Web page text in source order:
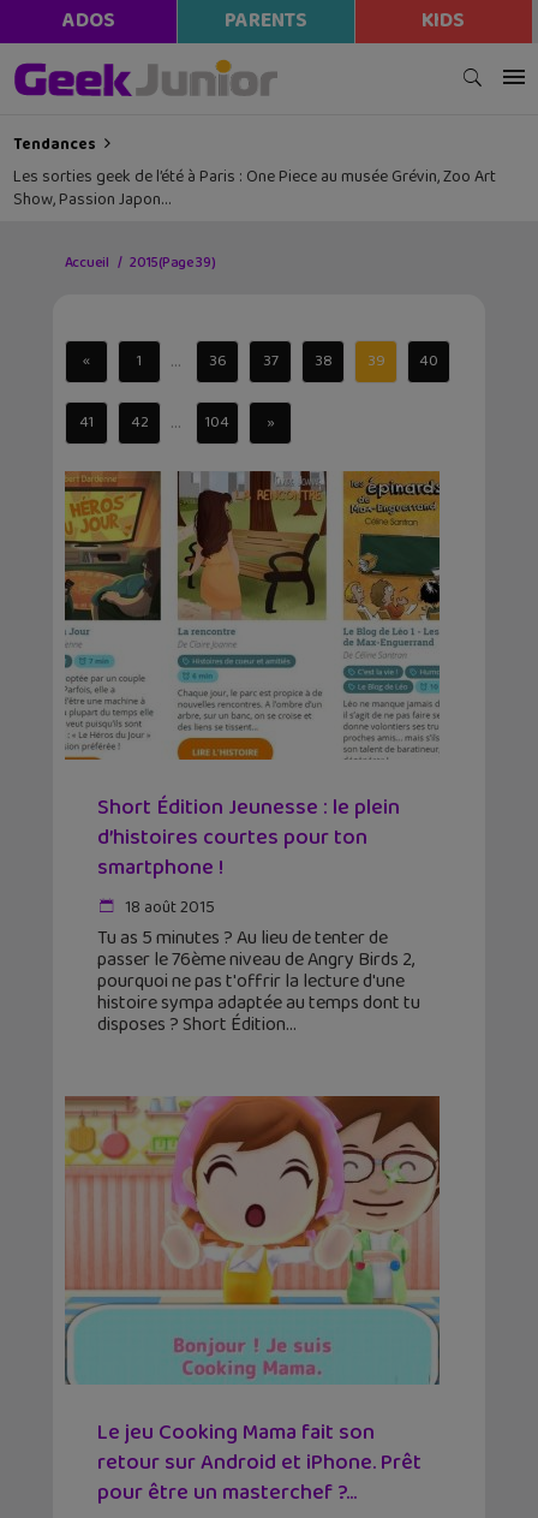
ADOS PARENTS KIDS
Tendances
Les sorties geek de l’été à Paris : One Piece au musée Grévin, Zoo Art
Show, Passion Japon…
Accueil 2015(Page 39)
« 1 ... 36 37 38 39 40
41 42 ... 104 »
Short Édition Jeunesse : le plein
d’histoires courtes pour ton
smartphone !
18 août 2015
Tu as 5 minutes ? Au lieu de tenter de
passer le 76ème niveau de Angry Birds 2,
pourquoi ne pas t'offrir la lecture d'une
histoire sympa adaptée au temps dont tu
disposes ? Short Édition
Le jeu Cooking Mama fait son
retour sur Android et iPhone. Prêt
pour être un masterchef ?...